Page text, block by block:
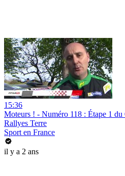
15:36
Moteurs ! - Numéro 118 : Étape 1 du
Rallyes Terre
Sport en France
il y a 2 ans